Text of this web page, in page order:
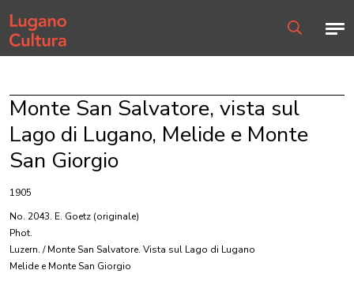
Home page
Monte San Salvatore, vista sul
Lago di Lugano, Melide e Monte
San Giorgio
1905
No. 2043. E. Goetz (originale)
Phot.
Luzern. / Monte San Salvatore. Vista sul Lago di Lugano
Melide e Monte San Giorgio